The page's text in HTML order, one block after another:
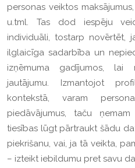
personas veiktos
u.tml. Tas dod iespēju
individuāli, tostarp novērtēt,
ilglaicīga sadarbība un
izņēmuma gadījumos, lai
jautājumu. Izmantojot
kontekstā, varam
piedāvājumus, taču
tiesības lūgt pārtraukt šādu
piekrišanu, vai, ja tā veikta,
– izteikt iebildumu pret savu